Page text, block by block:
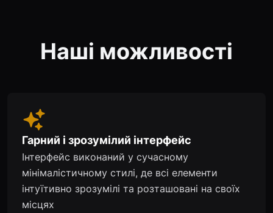
Наші можливості
Гарний і зрозумілий інтерфейс
Інтерфейс виконаний у сучасному
мінімалістичному стилі, де всі елементи
інтуїтивно зрозумілі та розташовані на своїх
місцях